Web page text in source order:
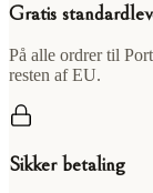
Gratis
På alle ordrer til
resten af EU.
Sikker betaling